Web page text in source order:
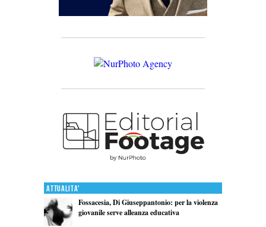
Attualita'
Fossacesia, Di Giuseppantonio: per la violenza
giovanile serve alleanza educativa